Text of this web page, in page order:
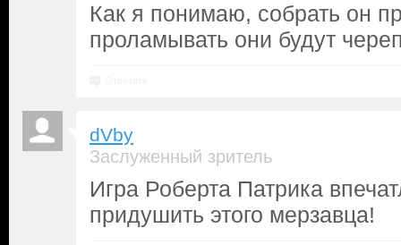
Как я понимаю, собрать он
проламывать они будут
dVby
Заслуженный зритель
Игра Роберта Патрика
придушить этого мерзавца!